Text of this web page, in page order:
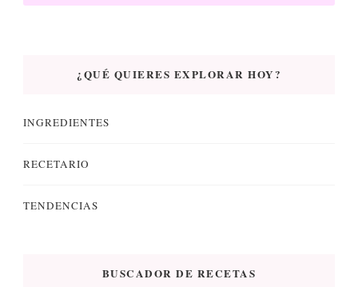
¿QUÉ QUIERES EXPLORAR HOY?
INGREDIENTES
RECETARIO
TENDENCIAS
BUSCADOR DE RECETAS